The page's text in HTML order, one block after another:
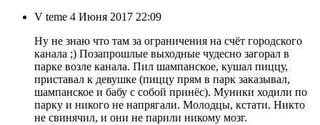
V teme 4 Июня 2017 22:09
Ну не знаю что там за ограничения на счёт городского
канала ;) Позапрошлые выходные чудесно загорал в
парке возле канала. Пил шампанское, кушал пиццу,
приставал к девушке (пиццу прям в парк заказывал,
шампанское и бабу с собой принёс). Муники ходили по
парку и никого не напрягали. Молодцы, кстати. Никто
не свинячил, и они не парили никому мозг.